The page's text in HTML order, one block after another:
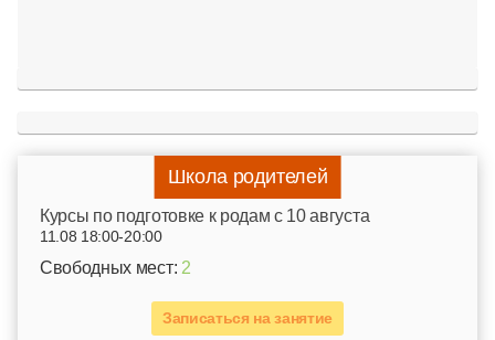
Школа родителей
Курсы по подготовке к родам c 10 августа
11.08 18:00-20:00
Свободных мест: 2
Записаться на занятие